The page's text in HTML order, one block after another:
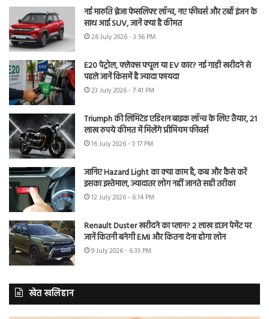
नई मारुति ब्रेजा फेसलिफ्ट लॉन्च, नए फीचर्स और टर्बो इंजन के
साथ आई SUV, जानें क्या है कीमत
26 July 2026 - 3:56 PM
E20 पेट्रोल, फ्लेक्स फ्यूल या EV कार? नई गाड़ी खरीदने से
पहले जानें किसमें है ज्यादा फायदा
23 July 2026 - 7:41 PM
Triumph की लिमिटेड एडिशन बाइक लॉन्च के लिए तैयार, 21
लाख रुपये कीमत में मिलेंगे प्रीमियम फीचर्स
16 July 2026 - 3:17 PM
जानिए Hazard Light का क्या काम है, कब और कैसे करें
इसका इस्तेमाल, ज्यादातर लोग नहीं जानते सही तरीका
12 July 2026 - 6:14 PM
Renault Duster खरीदने का प्लान? 2 लाख डाउन पेमेंट पर
जानें कितनी बनेगी EMI और कितना देना होगा लोन
9 July 2026 - 6:33 PM
खेत खलिहान